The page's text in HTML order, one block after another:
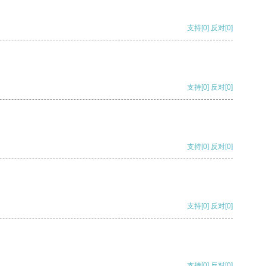
支持[0] 反对[0]
支持[0] 反对[0]
支持[0] 反对[0]
支持[0] 反对[0]